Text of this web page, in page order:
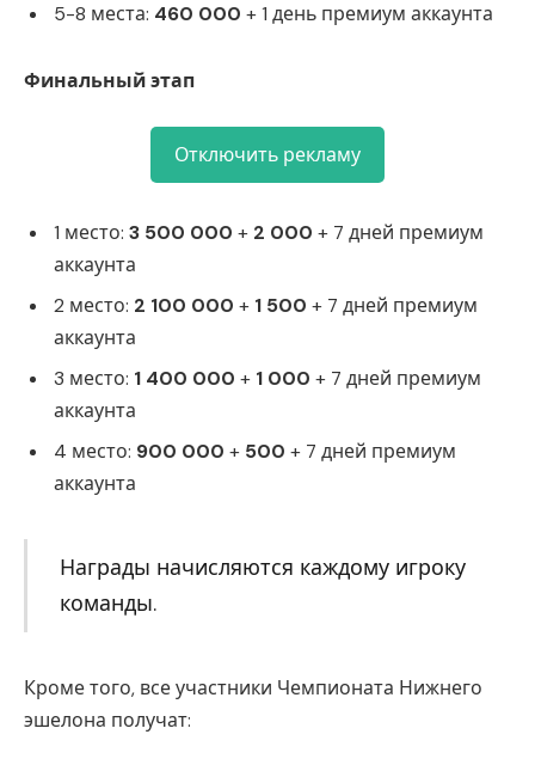
5-8 места: 460 000 + 1 день премиум аккаунта
Финальный этап
Отключить рекламу
1 место: 3 500 000 + 2 000 + 7 дней премиум
аккаунта
2 место: 2 100 000 + 1 500 + 7 дней премиум
аккаунта
3 место: 1 400 000 + 1 000 + 7 дней премиум
аккаунта
4 место: 900 000 + 500 + 7 дней премиум
аккаунта
Награды начисляются каждому игроку
команды.
Кроме того, все участники Чемпионата Нижнего
эшелона получат: